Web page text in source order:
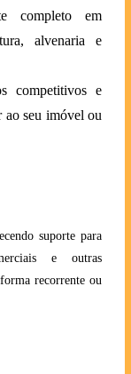
completo em
alvenaria e
competitivos e
ao seu imóvel ou
suporte para
e outras
recorrente ou